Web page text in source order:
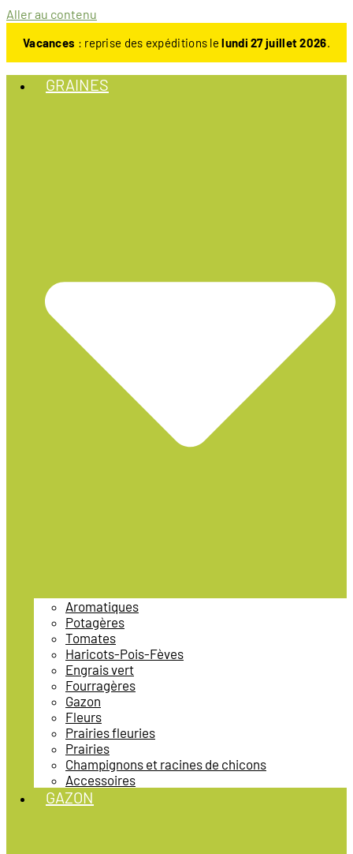
Aller au contenu
Vacances : reprise des expéditions lelundi 27 juillet 2026.
GRAINES
Aromatiques
Potagères
Tomates
Haricots-Pois-Fèves
Engrais vert
Fourragères
Gazon
Fleurs
Prairies fleuries
Prairies
Champignons et racines de chicons
Accessoires
GAZON